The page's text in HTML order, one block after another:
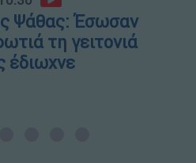
Ψάθας: Έσωσαν
τη γειτονιά
έδιωχνε